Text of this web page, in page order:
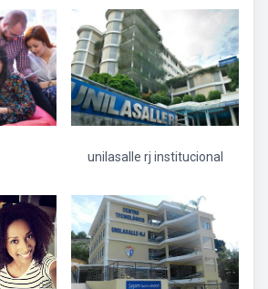
unilasalle rj institucional